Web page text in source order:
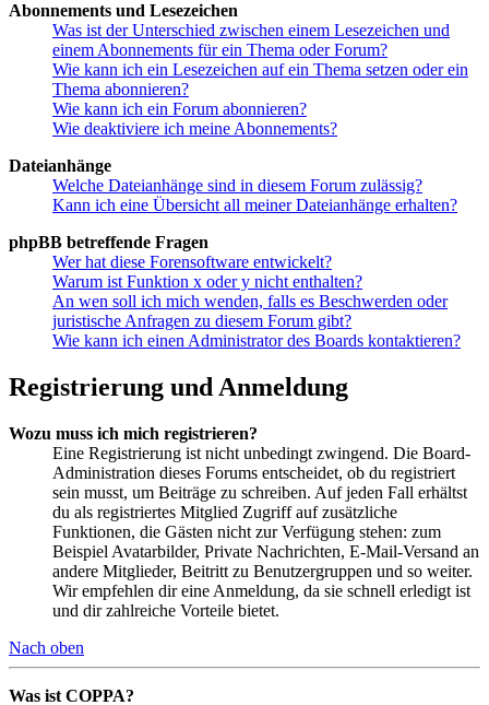
Abonnements und Lesezeichen
Was ist der Unterschied zwischen einem Lesezeichen und
einem Abonnements für ein Thema oder Forum?
Wie kann ich ein Lesezeichen auf ein Thema setzen oder ein
Thema abonnieren?
Wie kann ich ein Forum abonnieren?
Wie deaktiviere ich meine Abonnements?
Dateianhänge
Welche Dateianhänge sind in diesem Forum zulässig?
Kann ich eine Übersicht all meiner Dateianhänge erhalten?
phpBB betreffende Fragen
Wer hat diese Forensoftware entwickelt?
Warum ist Funktion x oder y nicht enthalten?
An wen soll ich mich wenden, falls es Beschwerden oder
juristische Anfragen zu diesem Forum gibt?
Wie kann ich einen Administrator des Boards kontaktieren?
Registrierung und Anmeldung
Wozu muss ich mich registrieren?
Eine Registrierung ist nicht unbedingt zwingend. Die Board-
Administration dieses Forums entscheidet, ob du registriert
sein musst, um Beiträge zu schreiben. Auf jeden Fall erhältst
du als registriertes Mitglied Zugriff auf zusätzliche
Funktionen, die Gästen nicht zur Verfügung stehen: zum
Beispiel Avatarbilder, Private Nachrichten, E-Mail-Versand an
andere Mitglieder, Beitritt zu Benutzergruppen und so weiter.
Wir empfehlen dir eine Anmeldung, da sie schnell erledigt ist
und dir zahlreiche Vorteile bietet.
Nach oben
Was ist COPPA?